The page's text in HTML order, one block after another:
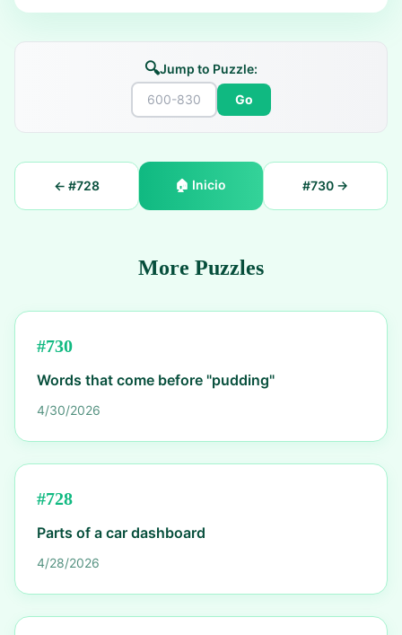
🔍Jump to Puzzle:
Go
← #728 🏠 Inicio #730→
More Puzzles
#730
Words that come before "pudding"
4/30/2026
#728
Parts of a car dashboard
4/28/2026